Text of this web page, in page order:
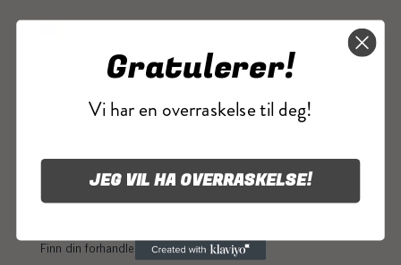
KONTAKT
Finn din forhandler
Gratulerer!
Vi har en overraskelse til deg!
JEG VIL HA OVERRASKELSE!